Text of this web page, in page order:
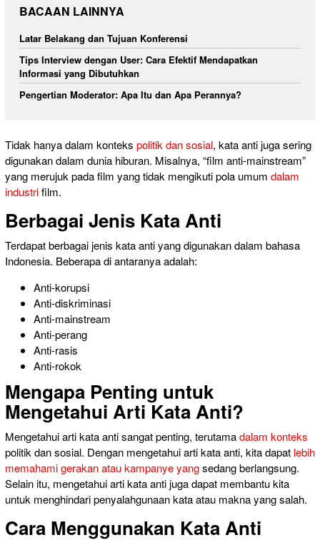
BACAAN LAINNYA
Latar Belakang dan Tujuan Konferensi
Tips Interview dengan User: Cara Efektif Mendapatkan
Informasi yang Dibutuhkan
Pengertian Moderator: Apa Itu dan Apa Perannya?
Tidak hanya dalam konteks politik dan sosial, kata anti juga sering
digunakan dalam dunia hiburan. Misalnya, “film anti-mainstream”
yang merujuk pada film yang tidak mengikuti pola umum dalam
industrifilm.
Berbagai Jenis Kata Anti
Terdapat berbagai jenis kata anti yang digunakan dalam bahasa
Indonesia. Beberapa di antaranya adalah:
Anti-korupsi
Anti-diskriminasi
Anti-mainstream
Anti-perang
Anti-rasis
Anti-rokok
Mengapa Penting untuk
Mengetahui Arti Kata Anti?
Mengetahui arti kata anti sangat penting, terutamadalam konteks
politik dan sosial. Dengan mengetahui arti kata anti, kita dapat lebih
memahami gerakan atau kampanye yangsedang berlangsung.
Selain itu, mengetahui arti kata anti juga dapat membantu kita
untuk menghindari penyalahgunaan kata atau makna yang salah.
Cara Menggunakan Kata Anti